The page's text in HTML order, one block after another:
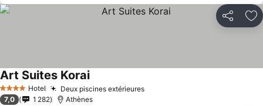
Partager
4 Étoiles Hotel Deux piscines extérieures
Art Suites Korai
7,0 1 282 Athènes